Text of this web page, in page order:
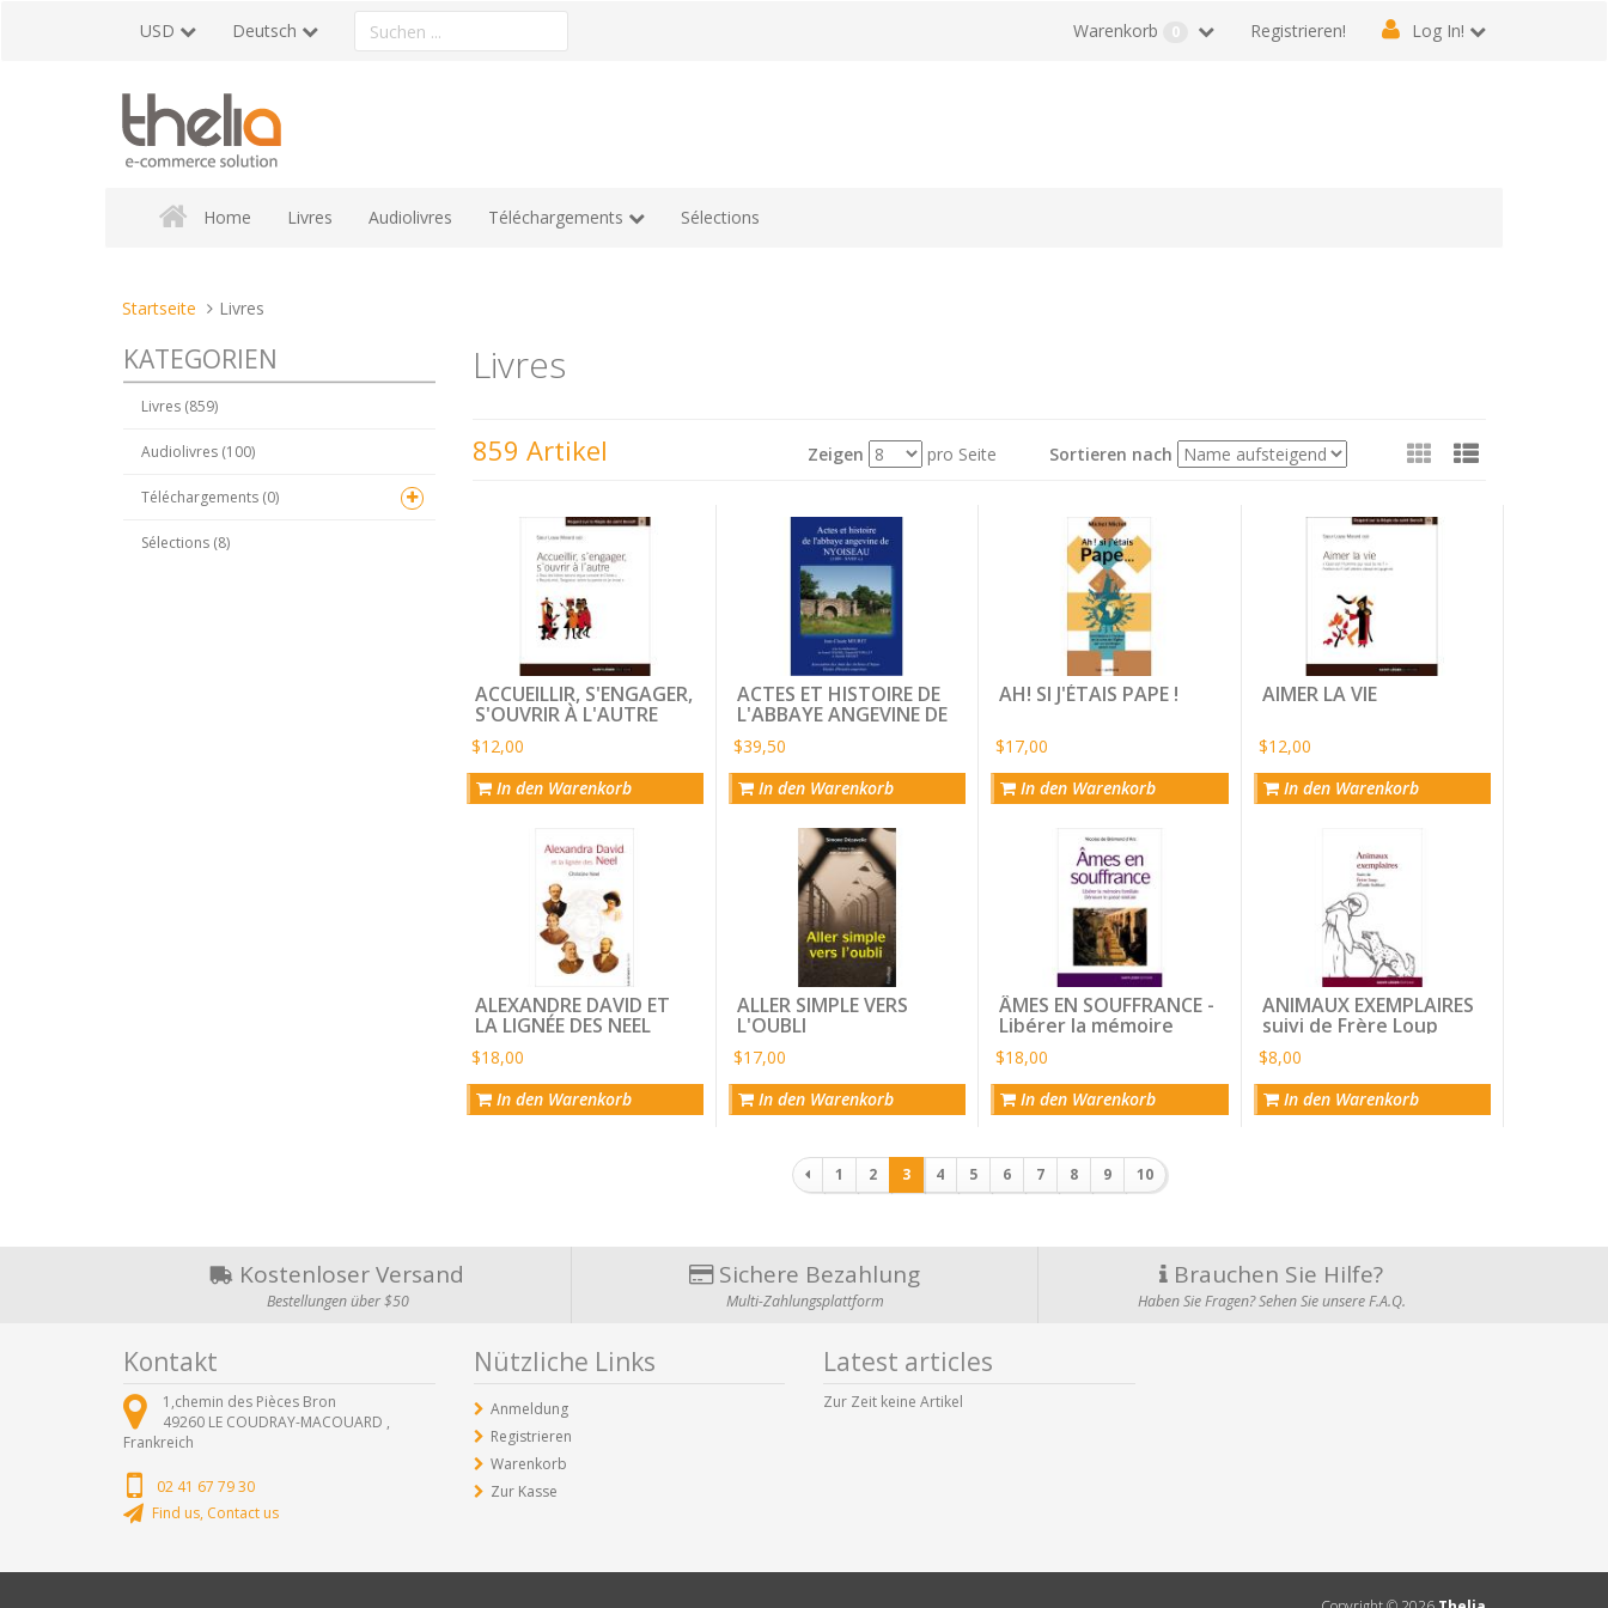
USD Deutsch
Ein
Produkt
Registrieren! Log In!
Warenkorb 0
Home Livres Audiolivres Téléchargements Sélections
Sie
hier:
Startseite Livres
Livres
859 Artikel Zeigen pro Seite Sortieren nach Sehen
ACCUEILLIR, S'ENGAGER,
S'OUVRIR À L'AUTRE
$12,00
In den Warenkorb
ACTES ET HISTOIRE DE
L'ABBAYE ANGEVINE DE
NYOISEAU
$39,50
In den Warenkorb
AH! SI J'ÉTAIS PAPE !
$17,00
In den Warenkorb
AIMER LA VIE
$12,00
In den Warenkorb
ALEXANDRE DAVID ET
LA LIGNÉE DES NEEL
$18,00
In den Warenkorb
ALLER SIMPLE VERS
L'OUBLI
$17,00
In den Warenkorb
ÂMES EN SOUFFRANCE -
Libérer la mémoire
familiale ; dénouer le
passé lointain
$18,00
In den Warenkorb
ANIMAUX EXEMPLAIRES
suivi de Frère Loup
$8,00
In den Warenkorb
Paginierung
1 2 3 4 5 6 7 8 9 10
KATEGORIEN
Livres (859)
Audiolivres (100)
Téléchargements (0)
Sélections (8)
Kostenloser Versand
Bestellungen über $50
Sichere Bezahlung
Multi-Zahlungsplattform
Brauchen Sie Hilfe?
Haben Sie Fragen? Sehen Sie unsere F.A.Q.
Kontakt
1,chemin des Pièces Bron
49260 LE COUDRAY-MACOUARD ,
Frankreich
02 41 67 79 30
Find us, Contact us
Nützliche Links
Anmeldung
Registrieren
Warenkorb
Zur Kasse
Latest articles
Zur Zeit keine Artikel